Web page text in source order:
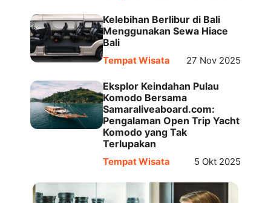
Kelebihan Berlibur di Bali
Menggunakan Sewa Hiace
Bali
Tempat Wisata 27 Nov 2025
Eksplor Keindahan Pulau
Komodo Bersama
Samaraliveaboard.com:
Pengalaman Open Trip Yacht
Komodo yang Tak
Terlupakan
Tempat Wisata 5 Okt 2025